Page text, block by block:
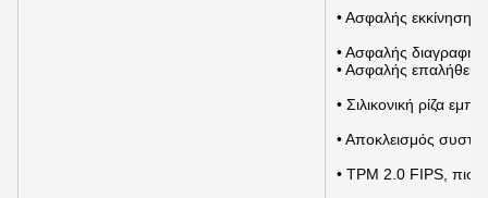
• Ασφαλής εκκίνηση
• Ασφαλής διαγραφή
• Ασφαλής
• Σιλικονική ρίζα
• Αποκλεισμός
• TPM 2.0 FIPS,